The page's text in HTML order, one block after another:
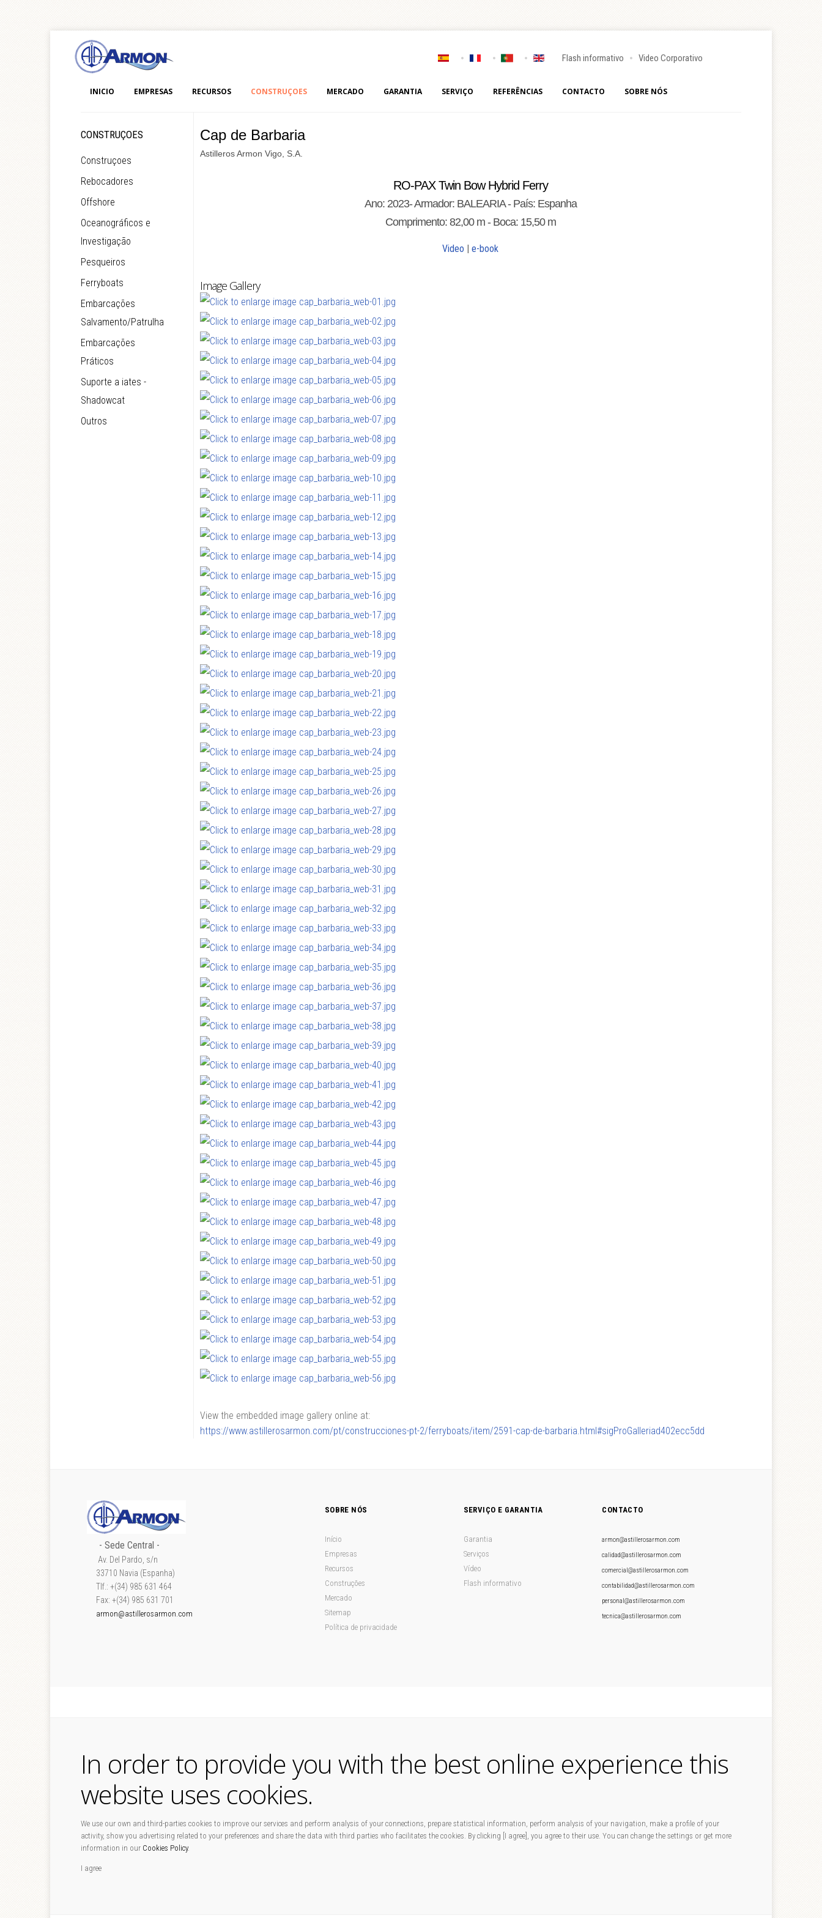
Flash informativo Video Corporativo
INICIO EMPRESAS RECURSOS CONSTRUÇOES MERCADO GARANTIA SERVIÇO REFERÊNCIAS CONTACTO SOBRE NÓS
Cap de Barbaria
Astilleros Armon Vigo, S.A.
RO-PAX Twin Bow Hybrid Ferry
Ano: 2023- Armador: BALEARIA - País: Espanha
Comprimento: 82,00 m - Boca: 15,50 m
Video |e-book
Image Gallery
View the embedded image gallery online at:
https://www.astillerosarmon.com/pt/construcciones-pt-2/ferryboats/item/2591-cap-de-barbaria.html#sigProGalleriad402ecc5dd
CONSTRUÇOES
Construçoes
Rebocadores
Offshore
Oceanográficos e
Investigação
Pesqueiros
Ferryboats
Embarcações
Salvamento/Patrulha
Embarcações
Práticos
Suporte a iates -
Shadowcat
Outros
- Sede Central -
Av. Del Pardo, s/n
33710 Navia (Espanha)
Tlf.: +(34) 985 631 464
Fax: +(34) 985 631 701
armon@astillerosarmon.com
SOBRE NÓS
Início
Empresas
Recursos
Construções
Mercado
Sitemap
Política de privacidade
SERVIÇO E GARANTIA
Garantia
Serviços
Vídeo
Flash informativo
CONTACTO
armon@astillerosarmon.com
calidad@astillerosarmon.com
comercial@astillerosarmon.com
contabilidad@astillerosarmon.com
personal@astillerosarmon.com
tecnica@astillerosarmon.com
In order to provide you with the best online experience this
website uses cookies.
We use our own and third-parties cookies to improve our services and perform analysis of your connections, prepare statistical information, perform analysis of your navigation, make a profile of your
activity, show you advertising related to your preferences and share the data with third parties who facilitates the cookies. By clicking [I agree], you agree to their use. You can change the settings or get more
information in our Cookies Policy.
I agree